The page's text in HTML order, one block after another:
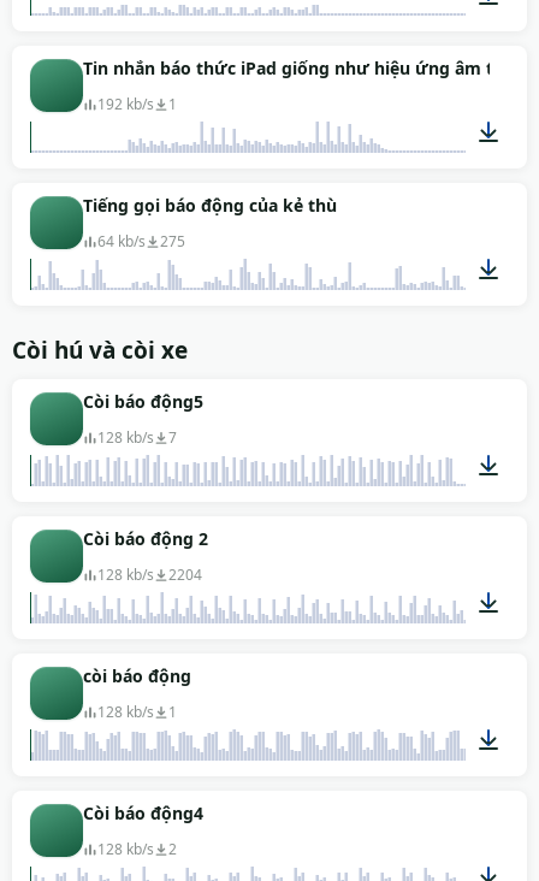
00:15
Tin nhắn báo thức iPad giống như hiệu ứng âm thanh
192 kb/s 1
Tiếng gọi báo động của kẻ thù
64 kb/s 275
Còi hú và còi xe
Còi báo động5
128 kb/s 7
Còi báo động 2
128 kb/s 2204
còi báo động
128 kb/s 1
Còi báo động4
128 kb/s 2